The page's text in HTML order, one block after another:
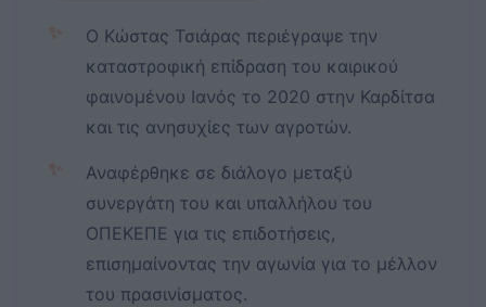
✨
Ο Κώστας Τσιάρας περιέγραψε την
καταστροφική επίδραση του καιρικού
φαινομένου Ιανός το 2020 στην Καρδίτσα
και τις ανησυχίες των αγροτών.
✨
Αναφέρθηκε σε διάλογο μεταξύ
συνεργάτη του και υπαλλήλου του
ΟΠΕΚΕΠΕ για τις επιδοτήσεις,
επισημαίνοντας την αγωνία για το μέλλον
του πρασινίσματος.